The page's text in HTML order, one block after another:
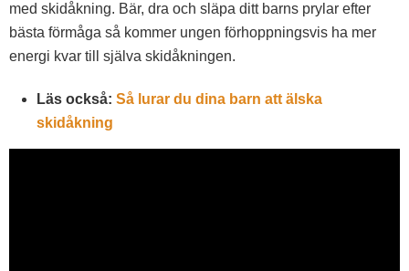
med skidåkning. Bär, dra och släpa ditt barns prylar efter
bästa förmåga så kommer ungen förhoppningsvis ha mer
energi kvar till själva skidåkningen.
Läs också: Så lurar du dina barn att älska
skidåkning